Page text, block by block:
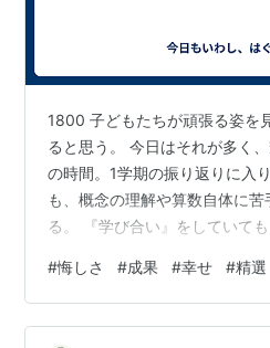
1800 子どもたちが頑張る姿を
ると思う。 今日はそれが多く
の時間。1学期の振り返りに入
も、概念の理解や算数自体に
る。 『学び合い』をしていて
中の時間を活かし、逆に自分
じ問題を、手を替え品を替え
を、逆に不発に終わる表情を
#悔しさ #成果 #幸せ #精選